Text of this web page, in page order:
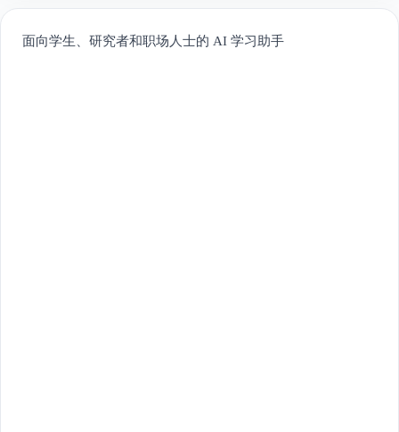
面向学生、研究者和职场人士的 AI 学习助手